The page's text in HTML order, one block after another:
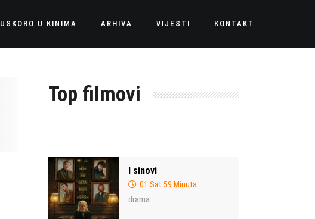
USKORO U KINIMA ARHIVA VIJESTI KONTAKT
Top filmovi
I sinovi
01 Sat 59 Minuta
drama